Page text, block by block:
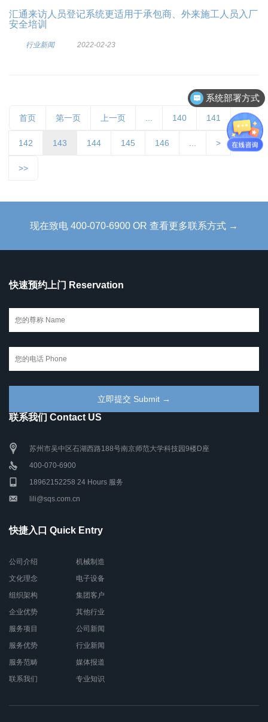
汇通来访人员登记系统更适用于承包商、外来施工人员入厂
安全培训
行业新闻 2022-02-23
首页 第一页 上一页 140 141
142 143 144 145 146 >
>>
现在致电 400-070-6900 OR 查看更多联系方式 →
快速预约上门 Reservation
联系我们 Contact US
苏州市吴中区石湖西路188号南京师范大学科技园9楼D座
400-070-6900
18962152258 24 Hours 服务
lili@sqs.com.cn
快捷入口 Quick Entry
公司介绍
文化理念
组织架构
企业优势
服务项目
服务优势
服务范畴
联系我们
机械制造
电子设备
集团客户
其他行业
公司新闻
行业新闻
媒体报道
专业知识
系统部署方式